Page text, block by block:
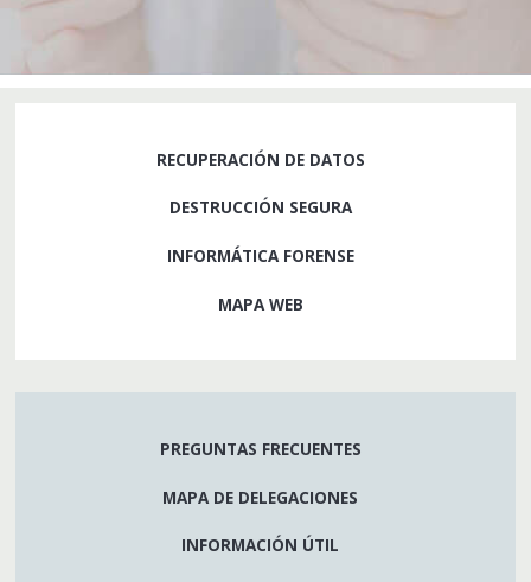
RECUPERACIÓN DE DATOS
DESTRUCCIÓN SEGURA
INFORMÁTICA FORENSE
MAPA WEB
PREGUNTAS FRECUENTES
MAPA DE DELEGACIONES
INFORMACIÓN ÚTIL